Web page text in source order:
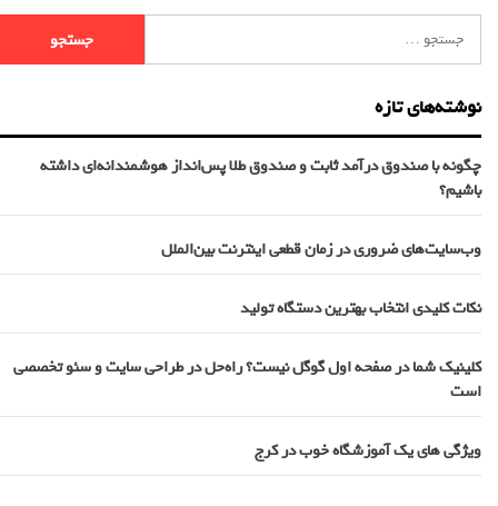
نوشته‌های تازه
چگونه با صندوق درآمد ثابت و صندوق طلا پس‌انداز هوشمندانه‌ای داشته
باشیم؟
وب‌سایت‌های ضروری در زمان قطعی اینترنت بین‌الملل
نکات کلیدی انتخاب بهترین دستگاه تولید
کلینیک شما در صفحه اول گوگل نیست؟ راه‌حل در طراحی سایت و سئو تخصصی
است
ویژگی های یک آموزشگاه خوب در کرج